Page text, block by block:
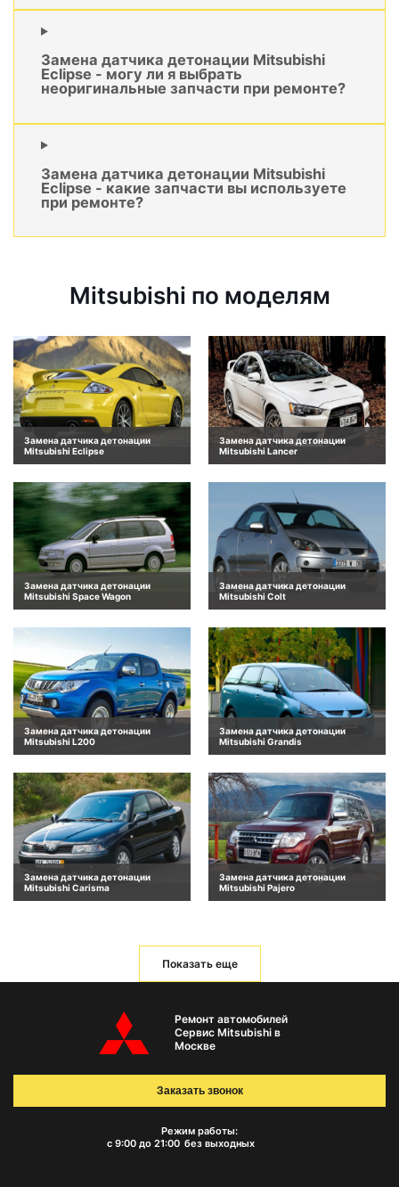
Замена датчика детонации Mitsubishi
Eclipse - могу ли я выбрать
неоригинальные запчасти при ремонте?
Замена датчика детонации Mitsubishi
Eclipse - какие запчасти вы используете
при ремонте?
Mitsubishi по моделям
Замена датчика детонации
Mitsubishi Eclipse
Замена датчика детонации
Mitsubishi Lancer
Замена датчика детонации
Mitsubishi Space Wagon
Замена датчика детонации
Mitsubishi Colt
Замена датчика детонации
Mitsubishi L200
Замена датчика детонации
Mitsubishi Grandis
Замена датчика детонации
Mitsubishi Carisma
Замена датчика детонации
Mitsubishi Pajero
Показать еще
Ремонт автомобилей
Сервис Mitsubishi в
Москве
Режим работы:
с 9:00 до 21:00 без выходных
Заказать звонок